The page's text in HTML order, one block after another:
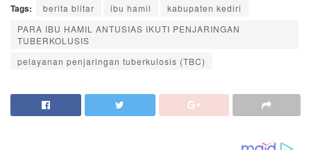
Tags: berita blitar ibu hamil
kabupaten kediri
PARA IBU HAMIL ANTUSIAS IKUTI PENJARINGAN
TUBERKOLUSIS
pelayanan penjaringan tuberkulosis (TBC)